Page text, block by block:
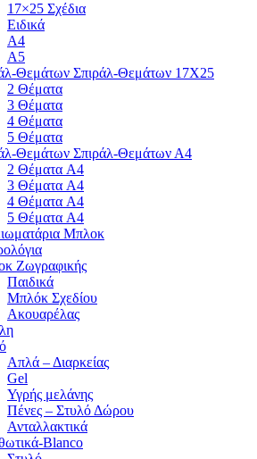
17×25 Σχέδια
Ειδικά
Α4
Α5
Θεμάτων Σπιράλ-Θεμάτων 17Χ25
2 Θέματα
3 Θέματα
4 Θέματα
5 Θέματα
Θεμάτων Σπιράλ-Θεμάτων Α4
2 Θέματα A4
3 Θέματα A4
4 Θέματα A4
5 Θέματα A4
Μπλοκ
Ζωγραφικής
Παιδικά
Μπλόκ Σχεδίου
Ακουαρέλας
Απλά – Διαρκείας
Gel
Υγρής μελάνης
Πένες – Στυλό Δώρου
Ανταλλακτικά
Blanco